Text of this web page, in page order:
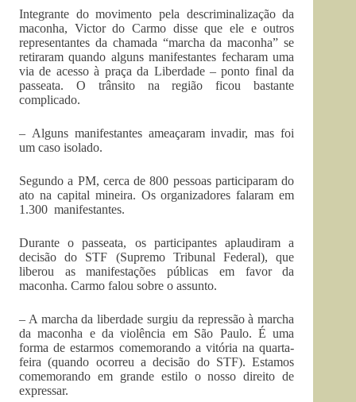
Integrante do movimento pela descriminalização da
maconha, Victor do Carmo disse que ele e outros
representantes da chamada “marcha da maconha” se
retiraram quando alguns manifestantes fecharam uma
via de acesso à praça da Liberdade – ponto final da
passeata. O trânsito na região ficou bastante
complicado.
– Alguns manifestantes ameaçaram invadir, mas foi
um caso isolado.
Segundo a PM, cerca de 800 pessoas participaram do
ato na capital mineira. Os organizadores falaram em
1.300 manifestantes.
Durante o passeata, os participantes aplaudiram a
decisão do STF (Supremo Tribunal Federal), que
liberou as manifestações públicas em favor da
maconha. Carmo falou sobre o assunto.
– A marcha da liberdade surgiu da repressão à marcha
da maconha e da violência em São Paulo. É uma
forma de estarmos comemorando a vitória na quarta-
feira (quando ocorreu a decisão do STF). Estamos
comemorando em grande estilo o nosso direito de
expressar.